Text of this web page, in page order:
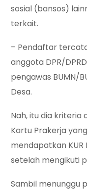
sosial (bansos)
terkait.
– Pendaftar
anggota DPR/
pengawas BUMN/
Desa.
Nah, itu dia
Kartu Prakerja
mendapatkan KUR
setelah mengikuti
Sambil menunggu